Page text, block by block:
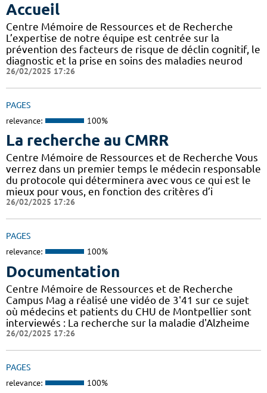
Accueil
Centre Mémoire de Ressources et de Recherche
L’expertise de notre équipe est centrée sur la
prévention des facteurs de risque de déclin cognitif, le
diagnostic et la prise en soins des maladies neurod
26/02/2025 17:26
PAGES
relevance: 100%
La recherche au CMRR
Centre Mémoire de Ressources et de Recherche Vous
verrez dans un premier temps le médecin responsable
du protocole qui déterminera avec vous ce qui est le
mieux pour vous, en fonction des critères d’i
26/02/2025 17:26
PAGES
relevance: 100%
Documentation
Centre Mémoire de Ressources et de Recherche
Campus Mag a réalisé une vidéo de 3'41 sur ce sujet
où médecins et patients du CHU de Montpellier sont
interviewés : La recherche sur la maladie d'Alzheime
26/02/2025 17:26
PAGES
relevance: 100%